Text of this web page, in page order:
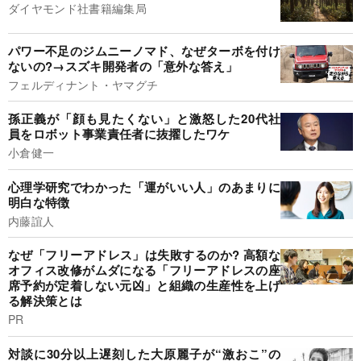
ダイヤモンド社書籍編集局
パワー不足のジムニーノマド、なぜターボを付け
ないの?→スズキ開発者の「意外な答え」
フェルディナント・ヤマグチ
孫正義が「顔も見たくない」と激怒した20代社
員をロボット事業責任者に抜擢したワケ
小倉健一
心理学研究でわかった「運がいい人」のあまりに
明白な特徴
内藤誼人
なぜ「フリーアドレス」は失敗するのか? 高額な
オフィス改修がムダになる「フリーアドレスの座
席予約が定着しない元凶」と組織の生産性を上げ
る解決策とは
PR
対談に30分以上遅刻した大原麗子が“激おこ”の